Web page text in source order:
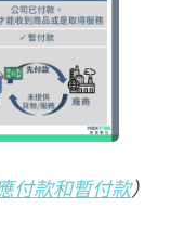
付款和暫付款）